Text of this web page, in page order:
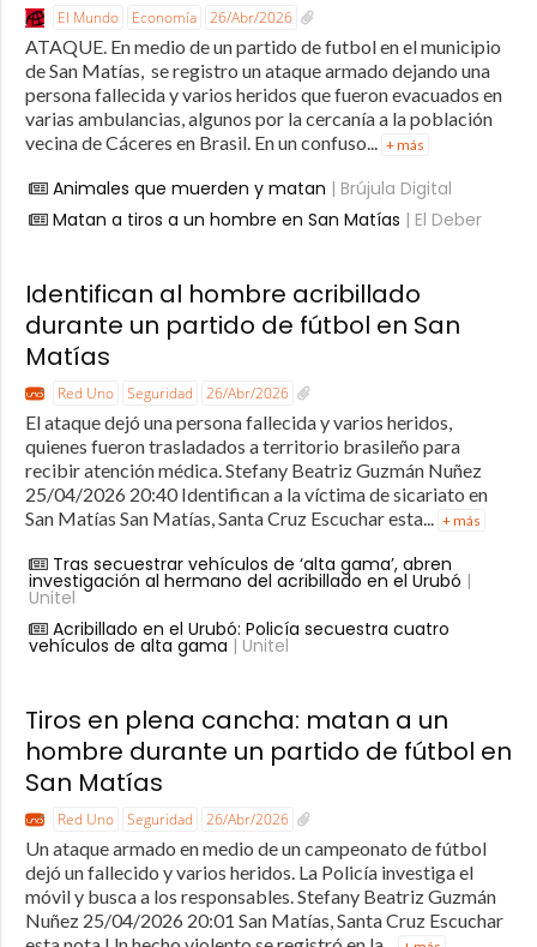
El Mundo Economía 26/Abr/2026
ATAQUE. En medio de un partido de futbol en el municipio
de San Matías, se registro un ataque armado dejando una
persona fallecida y varios heridos que fueron evacuados en
varias ambulancias, algunos por la cercanía a la población
vecina de Cáceres en Brasil. En un confuso... + más
Animales que muerden y matan | Brújula Digital
Matan a tiros a un hombre en San Matías | El Deber
Identifican al hombre acribillado
durante un partido de fútbol en San
Matías
Red Uno Seguridad 26/Abr/2026
El ataque dejó una persona fallecida y varios heridos,
quienes fueron trasladados a territorio brasileño para
recibir atención médica. Stefany Beatriz Guzmán Nuñez
25/04/2026 20:40 Identifican a la víctima de sicariato en
San Matías San Matías, Santa Cruz Escuchar esta...
+ más
Tras secuestrar vehículos de ‘alta gama’, abren
investigación al hermano del acribillado en el Urubó |
Unitel
Acribillado en el Urubó: Policía secuestra cuatro
vehículos de alta gama | Unitel
Tiros en plena cancha: matan a un
hombre durante un partido de fútbol en
San Matías
Red Uno Seguridad 26/Abr/2026
Un ataque armado en medio de un campeonato de fútbol
dejó un fallecido y varios heridos. La Policía investiga el
móvil y busca a los responsables. Stefany Beatriz Guzmán
Nuñez 25/04/2026 20:01 San Matías, Santa Cruz Escuchar